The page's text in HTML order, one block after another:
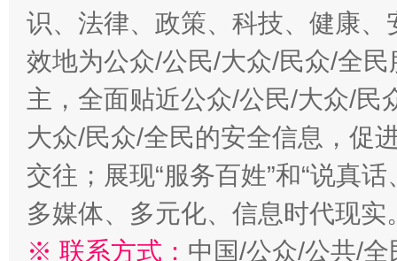
识、法律、政策、科技、健康
效地为公众/公民/大众/民众/全
主，全面贴近公众/公民/大众/民
大众/民众/全民的安全信息，促
交往；展现“服务百姓”和“说真
多媒体、多元化、信息时代现实
※ 联系方式： 中国/公众/公共/